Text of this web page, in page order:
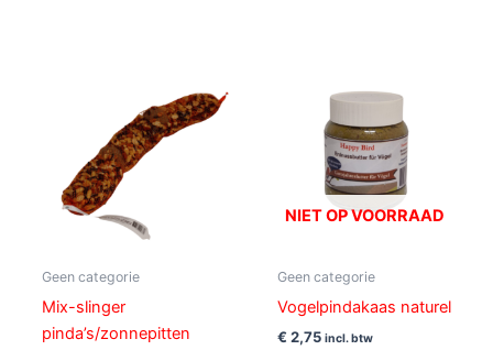
Geen categorie
Mix-slinger
pinda’s/zonnepitten
NIET OP VOORRAAD
Geen categorie
Vogelpindakaas naturel
€ 2,75 incl. btw